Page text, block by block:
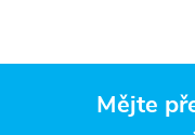
Mějte